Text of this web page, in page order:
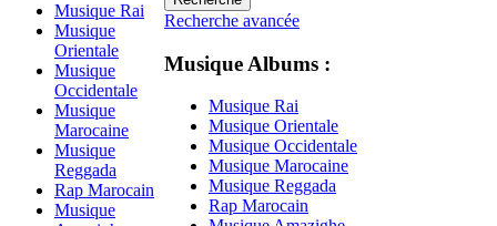
Musique Rai
Musique
Orientale
Musique
Occidentale
Musique
Marocaine
Musique
Reggada
Rap Marocain
Musique
Recherche avancée
Musique Albums :
Musique Rai
Musique Orientale
Musique Occidentale
Musique Marocaine
Musique Reggada
Rap Marocain